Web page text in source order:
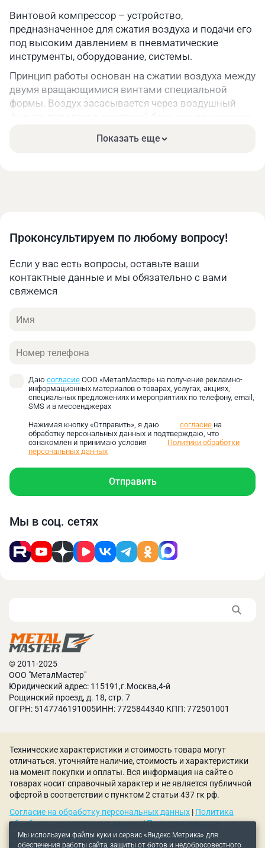
Винтовой компрессор – устройство,
предназначенное для сжатия воздуха и подачи его
под высоким давлением в пневматические
инструменты, оборудование, системы.
Принцип работы основан на сжатии воздуха между
двумя вращающимися винтами специальной
формы. Воздух засасывается через воздушный
непосредственно к потребителю. Весь процесс
(гайковерты, шуруповерты, дрели, зачистные
работы. Автоматизация производства
(пневмоприводы, клапаны, захваты): точное,
плавное управление исполнительными
сжатого воздуха для очистки, подготовки
(пневмопистолеты, краскораспылители):
фасовка продукции: управление
пневматическими машинами.
Строительство. Пневмомолоты, отбойные
проведение демонтажных работ. Окрасочные
аппараты: распыление красок и покрытий при
отделке зданий. Пневматические трамбовки –
очистка фасадов, удаление старых покрытий.
воздушно-водяного охлаждения. Дыхательные
аппараты, подача сжатого воздуха для
искусственной вентиляции лёгких. Хирургия –
Покрасочные камеры: распыление
лакокрасочных материалов при ремонте
автомобилей.
Сельское хозяйство. Системы полива:
распыление воды и удобрений на полях.
Пневматические системы сортировки, а также
пневмотранспорта сыпучих продуктов:
перемещение муки, сахара, круп. Упаковочные
машины: пневматические механизмы фасовки
или упаковки продуктов. Формование и
прессование пищевых продуктов.
Конструктивные особенности
винтовых компрессоров
Показать еще
Проконсультируем по любому вопросу!
Если у вас есть вопросы, оставьте ваши
контактные данные и мы обязательно с вами
свяжемся
Имя
Телефон
Даю согласие ООО «МеталМастер» на получение рекламно-
информационных материалов о товарах, услугах, акциях,
специальных предложениях и мероприятиях по телефону, email,
SMS и в мессенджерах
Нажимая кнопку «Отправить», я даю согласие на
обработку персональных данных и подтверждаю, что
ознакомлен и принимаю условия
Политики обработки
персональных данных
Отправить
Мы в соц. сетях
© 2011-2025
ООО "МеталМастер"
Юридический адрес: 115191,г.Москва,4-й
Рощинский проезд, д. 18, стр. 7
ОГРН: 5147746191005ИНН: 7725844340 КПП: 772501001
Мы используем файлы куки и сервис «Яндекс Метрика» для
обеспечения работы сайта, защиты от ботов и недобросовестного
Технические характеристики и стоимость товара могут
отличаться. уточняйте наличие, стоимость и характеристики
на момент покупки и оплаты. Вся информация на сайте о
товарах носит справочный характер и не является публичной
офертой в соответствии с пунктом 2 статьи 437 гк рф.
Согласие на обработку персональных данных | Политика
обработки персональных данных|Пользовательское
соглашение|Политика использования куки-файлов|
Рекомендательные технологии